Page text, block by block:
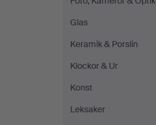
Glas
Keramik & Porslin
Klockor & Ur
Konst
Leksaker